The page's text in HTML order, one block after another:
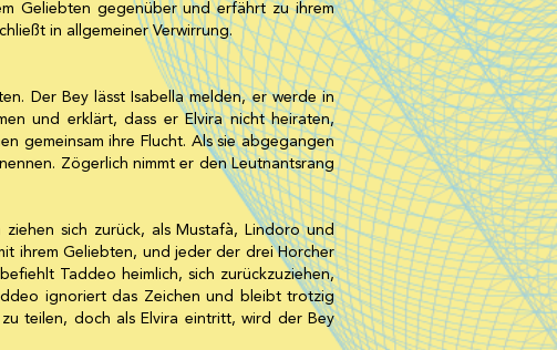
Geliebten gegenüber und erfährt zu ihrem
in allgemeiner Verwirrung.
Der Bey lässt Isabella melden, er werde in
und erklärt, dass er Elvira nicht heiraten,
gemeinsam ihre Flucht. Als sie abgegangen
Zögerlich nimmt er den Leutnantsrang
sich zurück, als Mustafà, Lindoro und
ihrem Geliebten, und jeder der drei Horcher
Taddeo heimlich, sich zurückzuziehen,
ignoriert das Zeichen und bleibt trotzig
teilen, doch als Elvira eintritt, wird der Bey